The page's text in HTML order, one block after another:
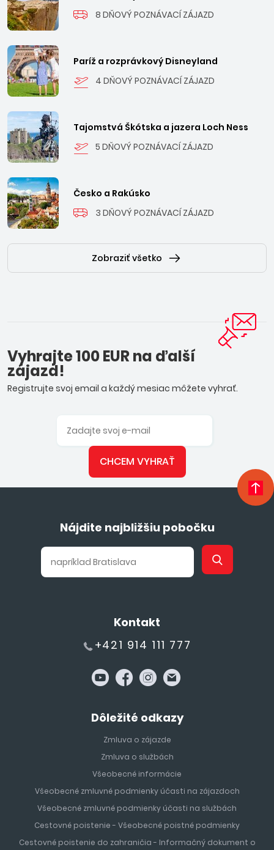
8 DŇOVÝ POZNÁVACÍ ZÁJAZD
Paríž a rozprávkový Disneyland
4 DŇOVÝ POZNÁVACÍ ZÁJAZD
Tajomstvá Škótska a jazera Loch Ness
5 DŇOVÝ POZNÁVACÍ ZÁJAZD
Česko a Rakúsko
3 DŇOVÝ POZNÁVACÍ ZÁJAZD
Zobraziť všetko
Vyhrajte 100 EUR na ďalší
zájazd!
Registrujte svoj email a každý mesiac môžete vyhrať.
CHCEM VYHRAŤ
Nájdite najbližšiu pobočku
Kontakt
+421 914 111 777
Dôležité odkazy
Zmluva o zájazde
Zmluva o službách
Všeobecné informácie
Všeobecné zmluvné podmienky účasti na zájazdoch
Všeobecné zmluvné podmienky účasti na službách
Cestovné poistenie - Všeobecné poistné podmienky
Cestovné poistenie do zahraničia - Informačný dokument o